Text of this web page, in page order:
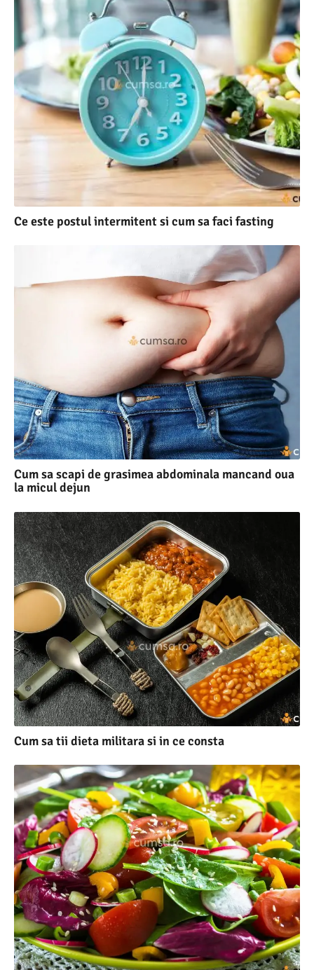
Ce este postul intermitent si cum sa faci fasting
Cum sa scapi de grasimea abdominala mancand oua
la micul dejun
Cum sa tii dieta militara si in ce consta